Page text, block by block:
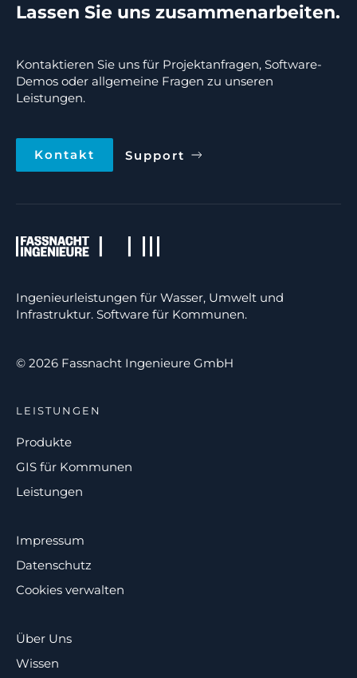
Lassen Sie uns zusammenarbeiten.
Kontaktieren Sie uns für Projektanfragen, Software-
Demos oder allgemeine Fragen zu unseren
Leistungen.
Kontakt Support
Ingenieurleistungen für Wasser, Umwelt und
Infrastruktur. Software für Kommunen.
© 2026 Fassnacht Ingenieure GmbH
LEISTUNGEN
Produkte
GIS für Kommunen
Leistungen
Impressum
Datenschutz
Cookies verwalten
Über Uns
Wissen